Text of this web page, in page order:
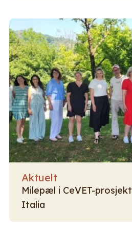
Aktuelt
Milepæl i CeVET-
Italia